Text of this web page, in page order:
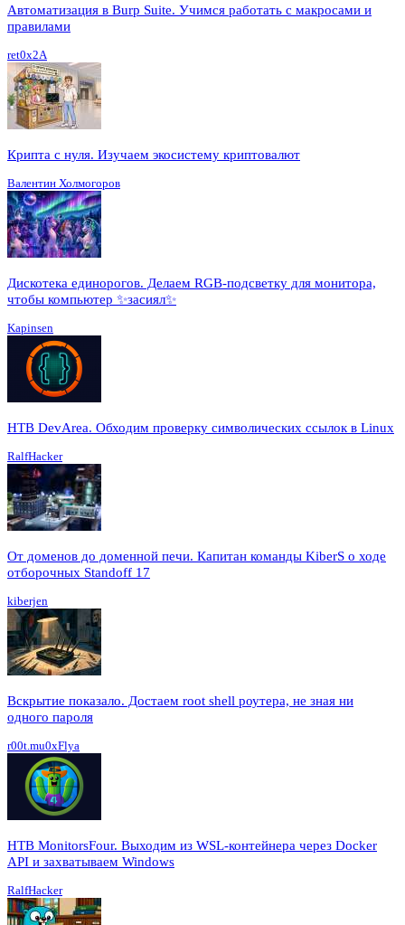
Автоматизация в Burp Suite. Учимся работать с макросами и
правилами
ret0x2A
Крипта с нуля. Изучаем экосистему криптовалют
Валентин Холмогоров
Дискотека единорогов. Делаем RGB-подсветку для монитора,
чтобы компьютер ✨засиял✨
Kapinsen
HTB DevArea. Обходим проверку символических ссылок в Linux
RalfHacker
От доменов до доменной печи. Капитан команды KiberS о ходе
отборочных Standoff 17
kiberjen
Вскрытие показало. Достаем root shell роутера, не зная ни
одного пароля
r00t.mu0xFlya
HTB MonitorsFour. Выходим из WSL-контейнера через Docker
API и захватываем Windows
RalfHacker